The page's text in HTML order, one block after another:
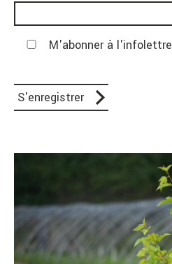
M'abonner à l'infolettre